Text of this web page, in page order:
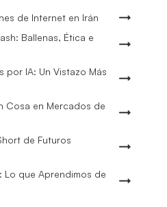
de Internet en Irán
Ballenas, Ética e
por IA: Un Vistazo Más
Cosa en Mercados de
de Futuros
Lo que Aprendimos de